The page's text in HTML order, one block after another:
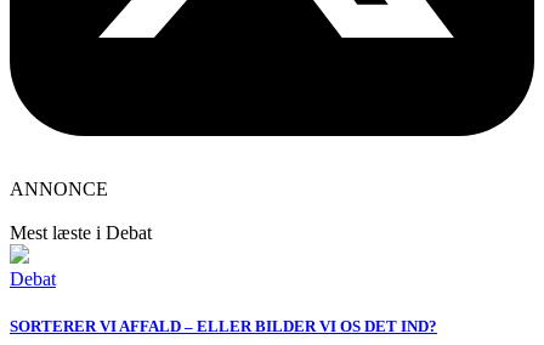
ANNONCE
Mest læste i Debat
Debat
SORTERER VI AFFALD – ELLER BILDER VI OS DET IND?